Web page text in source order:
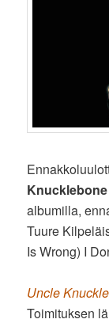
albumilla,
Tuure
Is Wrong) I
Uncle Knuckle
Toimituksen